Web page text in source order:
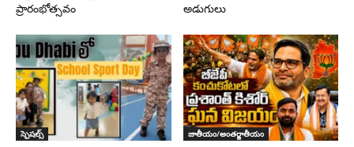
ప్రారంభోత్సవం
అడుగులు
స్పెషల్స్ జాతీయం/అంతర్జాతీయం